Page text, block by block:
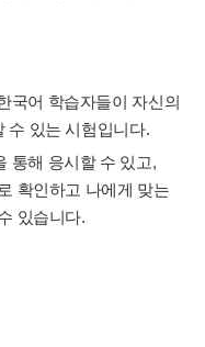
국어 학습자들이 자신의
수 있는 시험입니다.
통해 응시할 수 있고,
확인하고 나에게 맞는
있습니다.